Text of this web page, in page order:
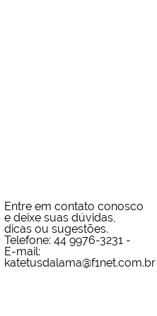
Entre em contato conosco
e deixe suas dúvidas,
dicas ou sugestões.
Telefone: 44 9976-3231 -
E-mail:
katetusdalama@f1net.com.br